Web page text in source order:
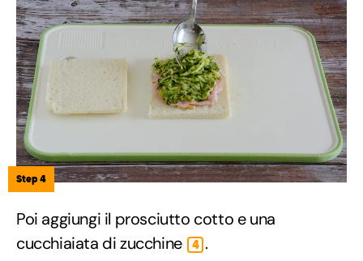
Step 4
Poi aggiungi il prosciutto cotto e una
cucchiaiata di zucchine
4 .